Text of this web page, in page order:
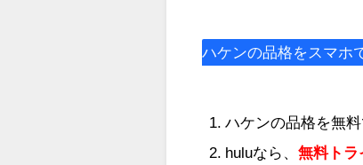
ハケンの品格をスマホ
ハケンの品格を無
huluなら、 無料トラ